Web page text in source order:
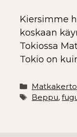
Kiersimme
koskaan
Tokiossa
Tokio on
Beppu,